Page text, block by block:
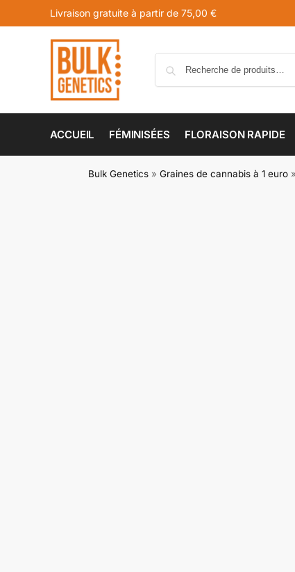
Livraison gratuite à partir de 75,00 €
ACCUEIL FÉMINISÉES FLORAISON RAPIDE
Bulk Genetics »Graines de cannabis à 1 euro